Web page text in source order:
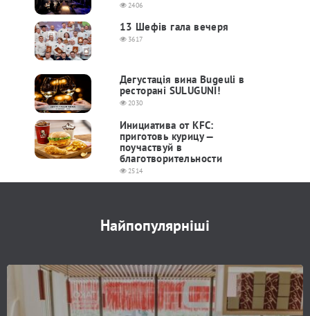
2406
13 Шефів гала вечеря
3617
Дегустація вина Bugeuli в
ресторані SULUGUNI!
2030
Инициатива от KFC:
приготовь курицу —
поучаствуй в
благотворительности
2514
Найпопулярніші